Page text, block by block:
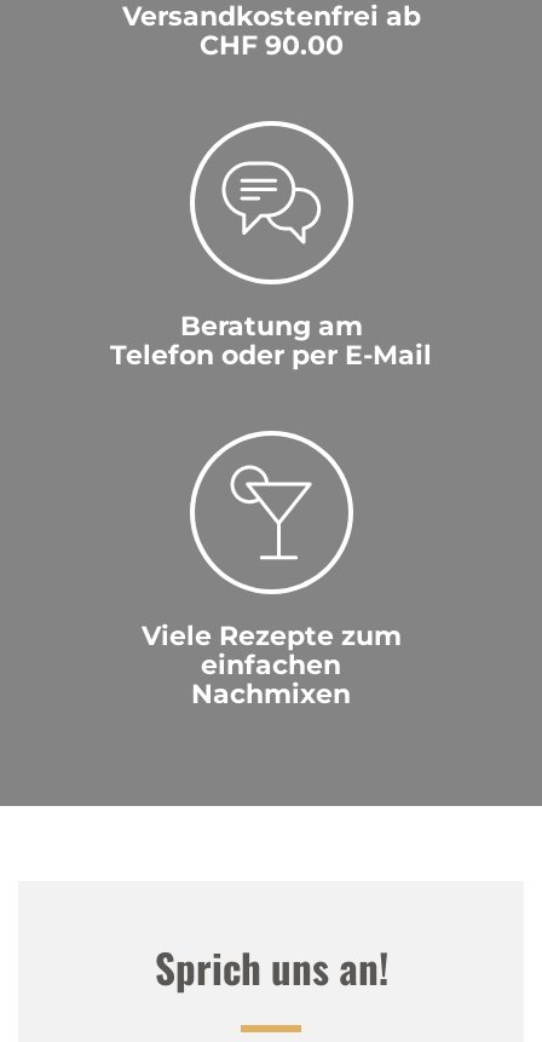
Versandkostenfrei ab
CHF 90.00
Beratung am
Telefon oder per E-Mail
Viele Rezepte zum
einfachen
Nachmixen
Sprich uns an!